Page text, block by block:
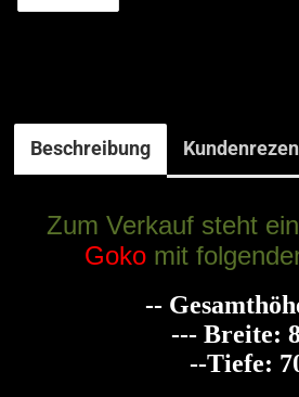
Beschreibung
Zum Verkauf steht
Goko mit
--
--- Breite:
--Tiefe: